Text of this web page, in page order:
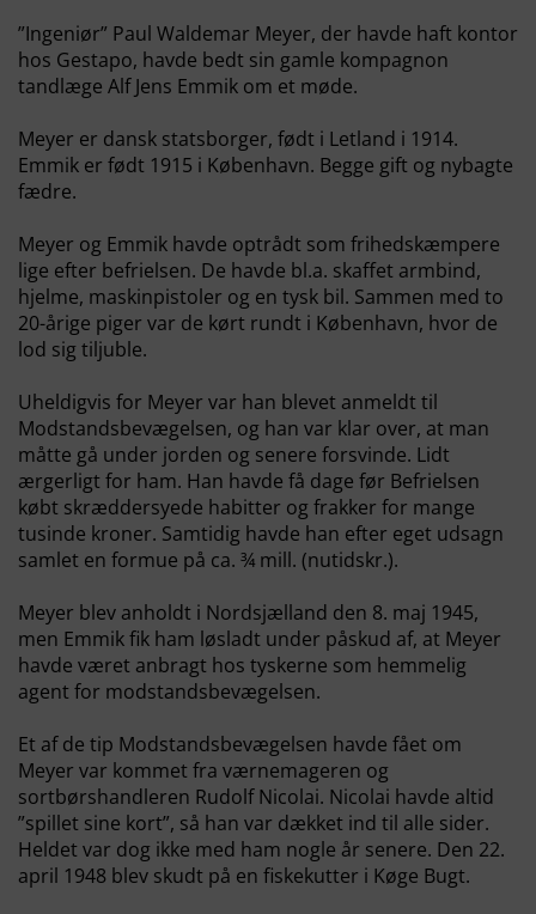
”Ingeniør” Paul Waldemar Meyer, der havde haft kontor
hos Gestapo, havde bedt sin gamle kompagnon
tandlæge Alf Jens Emmik om et møde.
Meyer er dansk statsborger, født i Letland i 1914.
Emmik er født 1915 i København. Begge gift og nybagte
fædre.
Meyer og Emmik havde optrådt som frihedskæmpere
lige efter befrielsen. De havde bl.a. skaffet armbind,
hjelme, maskinpistoler og en tysk bil. Sammen med to
20-årige piger var de kørt rundt i København, hvor de
lod sig tiljuble.
Uheldigvis for Meyer var han blevet anmeldt til
Modstandsbevægelsen, og han var klar over, at man
måtte gå under jorden og senere forsvinde. Lidt
ærgerligt for ham. Han havde få dage før Befrielsen
købt skræddersyede habitter og frakker for mange
tusinde kroner. Samtidig havde han efter eget udsagn
samlet en formue på ca. ¾ mill. (nutidskr.).
Meyer blev anholdt i Nordsjælland den 8. maj 1945,
men Emmik fik ham løsladt under påskud af, at Meyer
havde været anbragt hos tyskerne som hemmelig
agent for modstandsbevægelsen.
Et af de tip Modstandsbevægelsen havde fået om
Meyer var kommet fra værnemageren og
sortbørshandleren Rudolf Nicolai. Nicolai havde altid
”spillet sine kort”, så han var dækket ind til alle sider.
Heldet var dog ikke med ham nogle år senere. Den 22.
april 1948 blev skudt på en fiskekutter i Køge Bugt.